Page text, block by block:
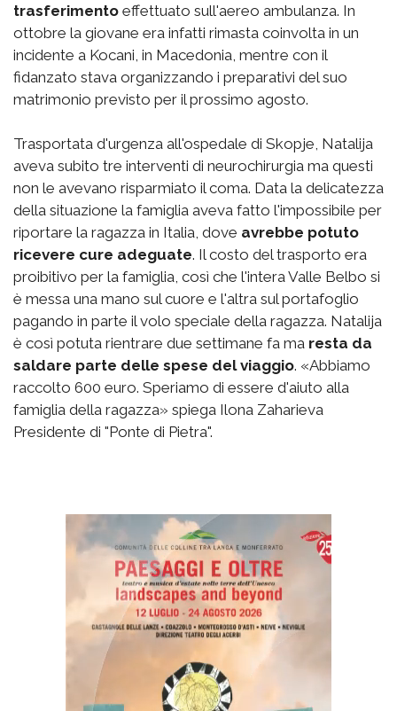
trasferimento effettuato sull'aereo ambulanza. In
ottobre la giovane era infatti rimasta coinvolta in un
incidente a Kocani, in Macedonia, mentre con il
fidanzato stava organizzando i preparativi del suo
matrimonio previsto per il prossimo agosto.
Trasportata d'urgenza all'ospedale di Skopje, Natalija
aveva subito tre interventi di neurochirurgia ma questi
non le avevano risparmiato il coma. Data la delicatezza
della situazione la famiglia aveva fatto l'impossibile per
riportare la ragazza in Italia, dove avrebbe potuto
ricevere cure adeguate. Il costo del trasporto era
proibitivo per la famiglia, così che l'intera Valle Belbo si
è messa una mano sul cuore e l'altra sul portafoglio
pagando in parte il volo speciale della ragazza. Natalija
è così potuta rientrare due settimane fa ma resta da
saldare parte delle spese del viaggio. «Abbiamo
raccolto 600 euro. Speriamo di essere d'aiuto alla
famiglia della ragazza» spiega Ilona Zaharieva
Presidente di "Ponte di Pietra".